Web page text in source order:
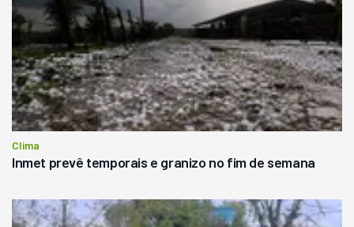
Clima
Inmet prevê temporais e granizo no fim de semana